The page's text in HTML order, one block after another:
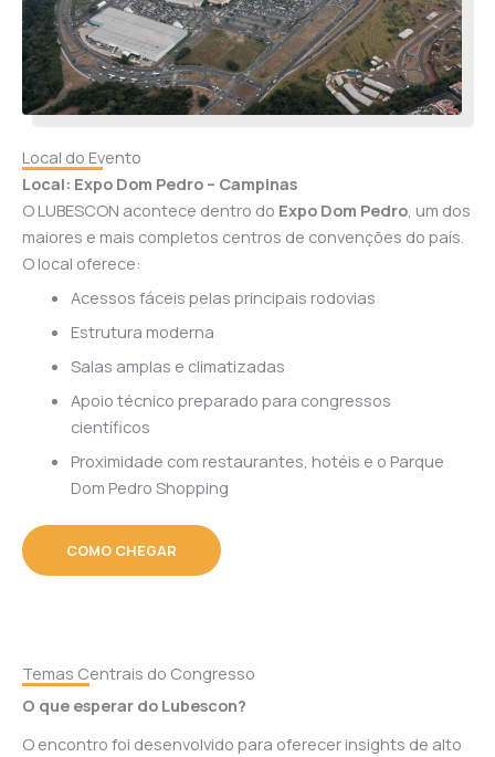
Local do Evento
Local: Expo Dom Pedro – Campinas
O LUBESCON acontece dentro do Expo Dom Pedro, um dos
maiores e mais completos centros de convenções do país.
O local oferece:
Acessos fáceis pelas principais rodovias
Estrutura moderna
Salas amplas e climatizadas
Apoio técnico preparado para congressos
científicos
Proximidade com restaurantes, hotéis e o Parque
Dom Pedro Shopping
COMO CHEGAR
Temas Centrais do Congresso
O que esperar do Lubescon?
O encontro foi desenvolvido para oferecer insights de alto